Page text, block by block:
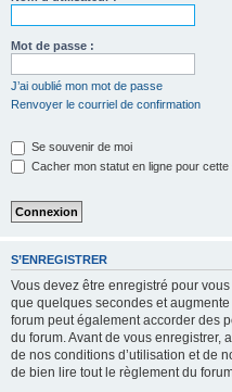
Mot de passe :
J’ai oublié mon mot de passe
Renvoyer le courriel de confirmation
Se souvenir de moi
Cacher mon statut en ligne pour
S’ENREGISTRER
Vous devez être enregistré pour
que quelques secondes et
forum peut également accorder des
du forum. Avant de vous enregistrer,
de nos conditions d’utilisation et de
de bien lire tout le règlement du